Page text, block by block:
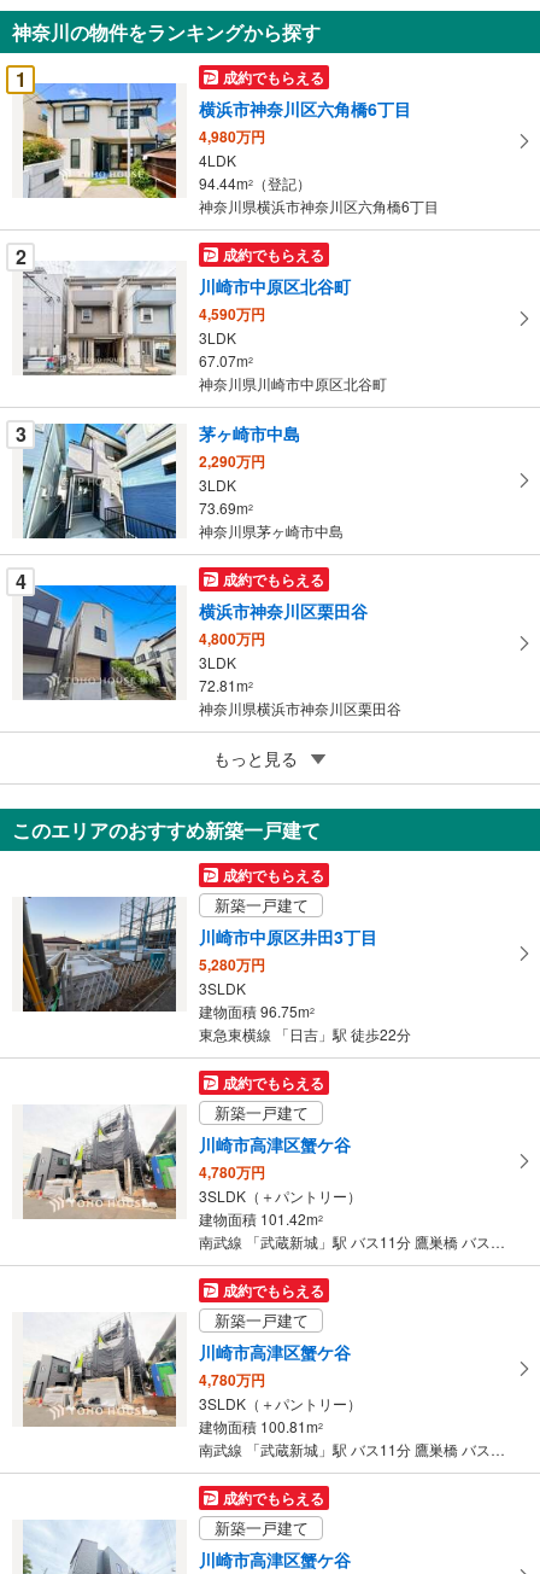
知
を
受
け
る
・
条
件
を
マ
イ
ペ
ー
に
保
存
す
る
神奈川の物件をランキングから探す
1
成約でもらえる
横浜市神奈川区六角橋6丁目
4,980万円
4LDK
94.44m2
（登記）
神奈川県横浜市神奈川区六角橋6丁目
2 成約でもらえる
川崎市中原区北谷町
4,590万円
3LDK
67.07m2
神奈川県川崎市中原区北谷町
3 茅ヶ崎市中島
2,290万円
3LDK
73.69m2
神奈川県茅ヶ崎市中島
4 成約でもらえる
横浜市神奈川区栗田谷
4,800万円
3LDK
72.81m2
神奈川県横浜市神奈川区栗田谷
成約でもらえる
大和市上和田
1,999万円
2LDK
60.45m2（登記）
神奈川県大和市上和田
もっと見る
このエリアのおすすめ新築一戸建て
成約でもらえる
新築一戸建て
川崎市中原区井田3丁目
5,280万円
3SLDK
建物面積 96.75m2
東急東横線 「日吉」駅 徒歩22分
成約でもらえる
新築一戸建て
川崎市高津区蟹ケ谷
4,780万円
3SLDK（＋パントリー）
建物面積 101.42m2
南武線 「武蔵新城」駅 バス11分 鷹巣橋 バス停下車 徒歩7分
成約でもらえる
新築一戸建て
川崎市高津区蟹ケ谷
4,780万円
3SLDK（＋パントリー）
建物面積 100.81m2
南武線 「武蔵新城」駅 バス11分 鷹巣橋 バス停下車 徒歩7分
成約でもらえる
新築一戸建て
川崎市高津区蟹ケ谷